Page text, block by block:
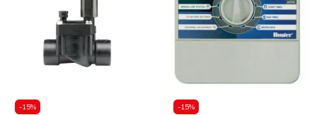
-15% -15%